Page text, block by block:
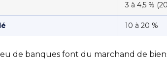
3 à 4,5 %
10 à 20 %
de banques font du marchand de